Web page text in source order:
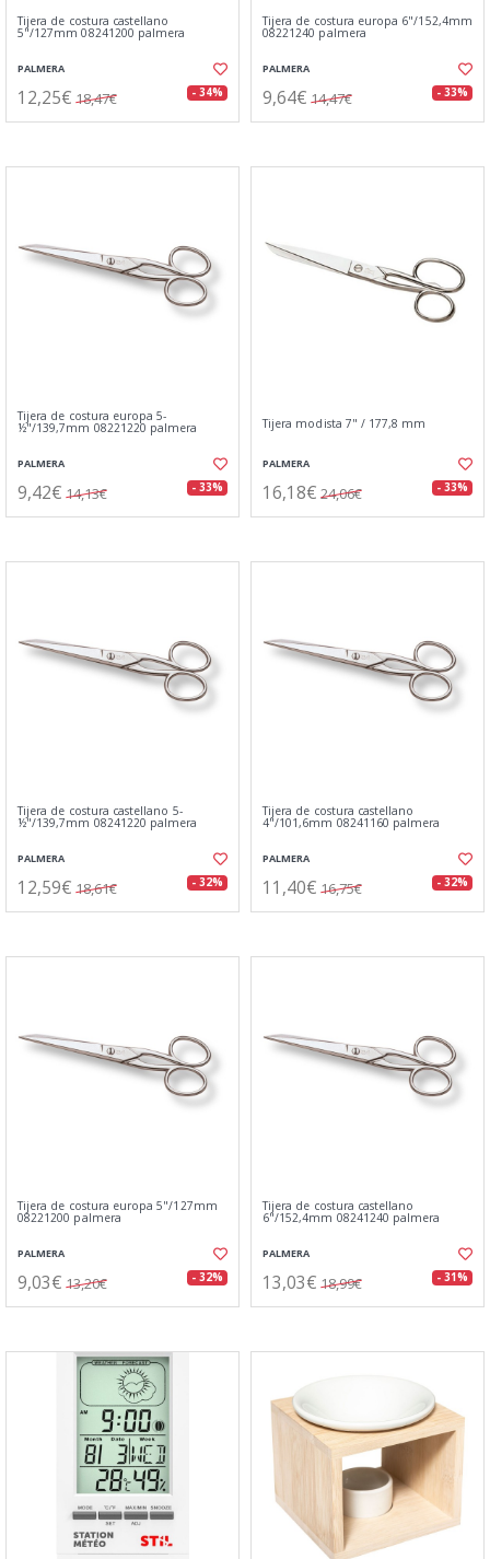
Tijera de costura castellano
5"/127mm 08241200 palmera
PALMERA
12,25€ 18,47€ - 34%
Tijera de costura europa 6"/152,4mm
08221240 palmera
PALMERA
9,64€ 14,47€ - 33%
Tijera de costura europa 5-
½"/139,7mm 08221220 palmera
PALMERA
9,42€ 14,13€ - 33%
Tijera modista 7" / 177,8 mm
PALMERA
16,18€ 24,06€ - 33%
Tijera de costura castellano 5-
½"/139,7mm 08241220 palmera
PALMERA
12,59€ 18,61€ - 32%
Tijera de costura castellano
4"/101,6mm 08241160 palmera
PALMERA
11,40€ 16,75€ - 32%
Tijera de costura europa 5"/127mm
08221200 palmera
PALMERA
9,03€ 13,20€ - 32%
Tijera de costura castellano
6"/152,4mm 08241240 palmera
PALMERA
13,03€ 18,99€ - 31%